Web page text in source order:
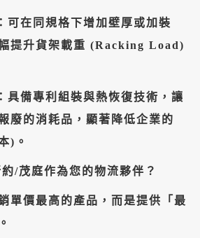
可在同規格下增加壁厚或加裝
幅提升貨架載重 (Racking Load)
具備專利組裝與熱恢復技術，讓
廢的消耗品，顯著降低企業的
)。
/茂庭作為您的物流夥伴？
單價最高的產品，而是提供「最